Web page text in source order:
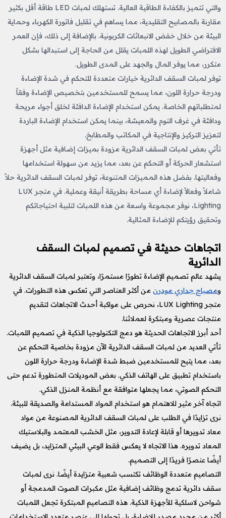
والتي تتميز بالكفاءة الطاقية العالية. تستهلك لمبات LED طاقة أقل بكثير
مقارنة بالمصابيح التقليدية، مما يساهم في تقليل فاتورة الكهرباء وحماية
البيئة من خلال خفض الانبعاثات الكربونية. بالإضافة إلى ذلك، فإن العمر
الافتراضي الطويل لهذه اللمبات يقلل من الحاجة إلى استبدالها بشكل
متكرر، مما يوفر المال والجهد على المدى الطويل.
توفر لمبات السقف الدائرية خيارات متعددة للتحكم في شدة الإضاءة
ودرجة حرارة اللون، مما يسمح للمستخدمين بتخصيص الإضاءة وفقاً
لمتطلباتهم الخاصة. يمكن استخدام الإضاءة الدافئة لخلق أجواء مريحة
ودافئة في غرف النوم والمعيشة، بينما يمكن استخدام الإضاءة الباردة
لتعزيز التركيز والإنتاجية في المكاتب والمطابخ.
تأتي بعض لمبات السقف الدائرية مزودة بميزات إضافية مثل أجهزة
استشعار الحركة أو التحكم عن بعد، مما يزيد من سهولة استخدامها
وفعاليتها. بفضل هذه المميزات المتنوعة، توفر لمبات السقف الدائرية حلاً
شاملاً وفعالاً لإضاءة أي مساحة بطريقة أنيقة وعملية. في متجر LUX
Lighting، نوفر مجموعة واسعة من هذه اللمبات لتلبية احتياجاتكم
وتحقيق رؤيتكم للإضاءة المثالية.
اتجاهات حديثة في تصميم لمبات السقف
الدائرية
يشهد عالم تصميم الإضاءة تطورًا مستمرًا، وتعتبر لمبات السقف الدائرية
ومصباح جداري مودرن من أكثر العناصر التي تعكس هذه التطورات. في
متجر LUX Lighting، نحرص على مواكبة أحدث الاتجاهات لتقديم
منتجات عصرية ومبتكرة لعملائنا.
أحد أبرز الاتجاهات الحديثة هو دمج التكنولوجيا الذكية في تصميم اللمبات.
تأتي العديد من لمبات السقف الدائرية الآن مزودة بخاصية التحكم عن
بعد، مما يتيح للمستخدمين ضبط شدة الإضاءة ودرجة حرارة اللون
باستخدام تطبيق على الهاتف الذكي. بعض الموديلات المتطورة تدعم حتى
التحكم الصوتي، مما يجعلها متوافقة مع أنظمة المنزل الذكي.
اتجاه آخر مثير للاهتمام هو استخدام المواد المستدامة والصديقة للبيئة.
نرى تزايدًا في الطلب على لمبات السقف الدائرية المصنوعة من مواد
معاد تدويرها أو قابلة لإعادة التدوير، مثل الخشب المعتمد والبلاستيك
المعاد تدويره. هذا الاتجاه لا يعكس فقط الوعي البيئي المتزايد، بل يضيف
أيضًا عنصرًا فريدًا إلى التصميم.
التصاميم متعددة الوظائف تكتسب شعبية متزايدة أيضًا. نرى لمبات
سقف دائرية تدمج وظائف إضافية مثل مكبرات الصوت المدمجة أو
شواحن لاسلكية للأجهزة الذكية. هذه التصاميم المبتكرة تجعل اللمبات